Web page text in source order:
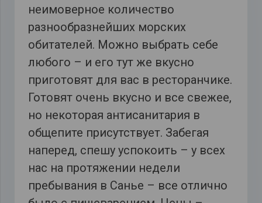
неимоверное количество
разнообразнейших морских
обитателей. Можно выбрать себе
любого – и его тут же вкусно
приготовят для вас в ресторанчике.
Готовят очень вкусно и все свежее,
но некоторая антисанитария в
общепите присутствует. Забегая
наперед, спешу успокоить – у всех
нас на протяжении недели
пребывания в Санье – все отлично